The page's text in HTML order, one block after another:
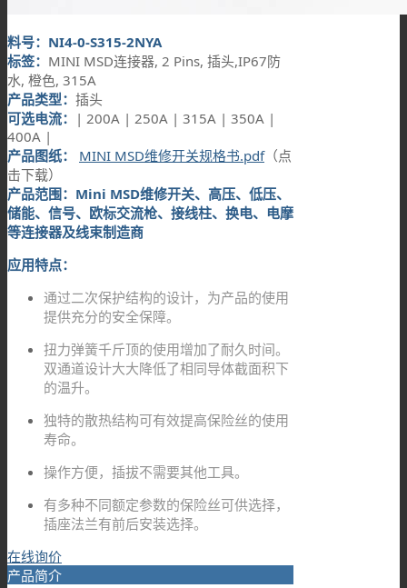
料号：NI4-0-S315-2NYA
标签： MINI MSD连接器, 2 Pins, 插头,IP67防
水, 橙色, 315A
产品类型： 插头
可选电流： | 200A | 250A | 315A | 350A |
400A |
产品图纸：
MINI MSD维修开关规格书.pdf（点
击下载）
产品范围：Mini MSD维修开关、高压、低压、
储能、信号、欧标交流枪、接线柱、换电、电摩
等连接器及线束制造商
应用特点：
通过二次保护结构的设计，为产品的使用
提供充分的安全保障。
扭力弹簧千斤顶的使用增加了耐久时间。
双通道设计大大降低了相同导体截面积下
的温升。
独特的散热结构可有效提高保险丝的使用
寿命。
操作方便，插拔不需要其他工具。
有多种不同额定参数的保险丝可供选择，
插座法兰有前后安装选择。
在线询价
产品简介